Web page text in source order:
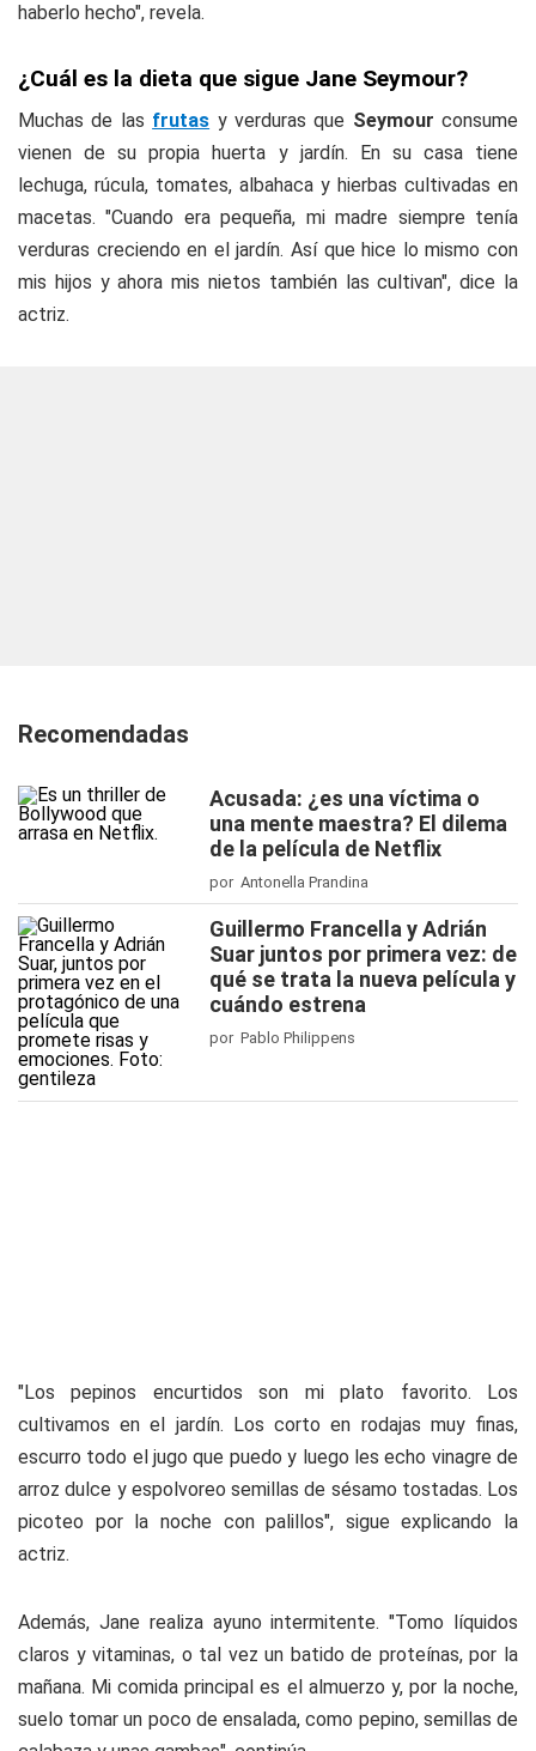
haberlo hecho", revela.
¿Cuál es la dieta que sigue Jane Seymour?
Muchas de las frutas y verduras que Seymour consume
vienen de su propia huerta y jardín. En su casa tiene
lechuga, rúcula, tomates, albahaca y hierbas cultivadas en
macetas. "Cuando era pequeña, mi madre siempre tenía
verduras creciendo en el jardín. Así que hice lo mismo con
mis hijos y ahora mis nietos también las cultivan", dice la
actriz.
Recomendadas
Acusada: ¿es una víctima o
una mente maestra? El dilema
de la película de Netflix
por Antonella Prandina
Guillermo Francella y Adrián
Suar juntos por primera vez: de
qué se trata la nueva película y
cuándo estrena
por Pablo Philippens
"Los pepinos encurtidos son mi plato favorito. Los
cultivamos en el jardín. Los corto en rodajas muy finas,
escurro todo el jugo que puedo y luego les echo vinagre de
arroz dulce y espolvoreo semillas de sésamo tostadas. Los
picoteo por la noche con palillos", sigue explicando la
actriz.
Además, Jane realiza ayuno intermitente. "Tomo líquidos
claros y vitaminas, o tal vez un batido de proteínas, por la
mañana. Mi comida principal es el almuerzo y, por la noche,
suelo tomar un poco de ensalada, como pepino, semillas de